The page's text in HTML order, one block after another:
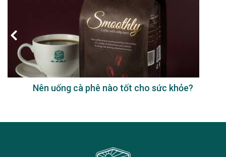
cà phê nào tốt cho sức khỏe?